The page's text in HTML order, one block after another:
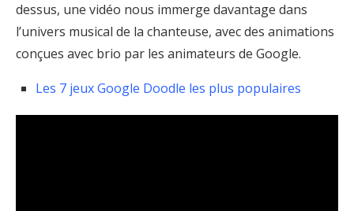
dessus, une vidéo nous immerge davantage dans
l’univers musical de la chanteuse, avec des animations
conçues avec brio par les animateurs de Google.
Les 7 jeux Google Doodle les plus populaires